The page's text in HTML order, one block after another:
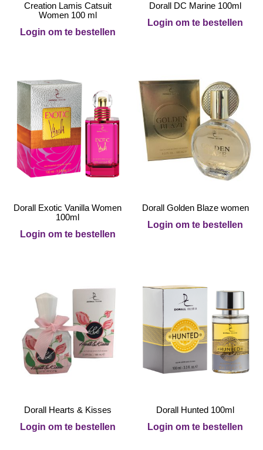
Creation Lamis Catsuit
Women 100 ml
Login om te bestellen
Dorall DC Marine 100ml
Login om te bestellen
Dorall Exotic Vanilla Women
100ml
Login om te bestellen
Dorall Golden Blaze women
Login om te bestellen
Dorall Hearts & Kisses
Login om te bestellen
Dorall Hunted 100ml
Login om te bestellen